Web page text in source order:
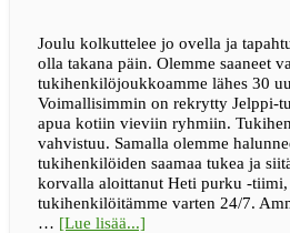
Joulu kolkuttelee jo ovella ja
olla takana päin. Olemme saaneet
tukihenkilöjoukkoamme lähes 30
Voimallisimmin on rekrytty Jelppi-
apua kotiin vieviin ryhmiin.
vahvistuu. Samalla olemme
tukihenkilöiden saamaa tukea ja
korvalla aloittanut Heti purku -
tukihenkilöitämme varten 24/7.
… [Lue lisää...]